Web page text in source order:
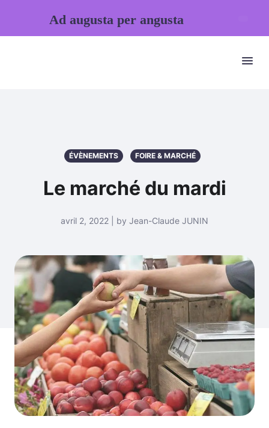
ÉVÈNEMENTS FOIRE & MARCHÉ
Le marché du mardi
avril 2, 2022 | by Jean-Claude JUNIN
Ad augusta per angusta